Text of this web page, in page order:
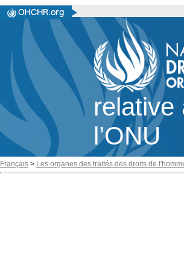
relative
l’ONU
Français > Les organes des traités des droits de